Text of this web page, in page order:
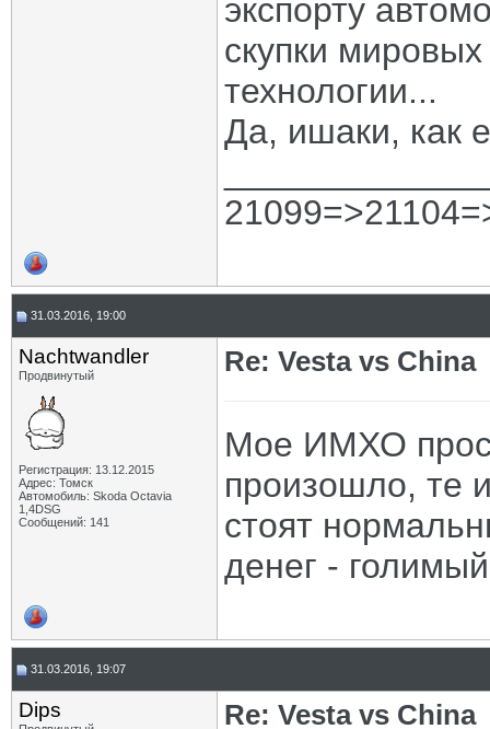
экспорту
скупки
технологии...
Да, ишаки, как
31.03.2016, 19:00
Nachtwandler
Продвинутый
Регистрация: 13.12.2015
Адрес: Томск
Автомобиль: Skoda Octavia
1,4DSG
Сообщений: 141
Re: Vesta vs China
Мое ИМХО
произошло, те
стоят
денег -
31.03.2016, 19:07
Dips Re: Vesta vs China